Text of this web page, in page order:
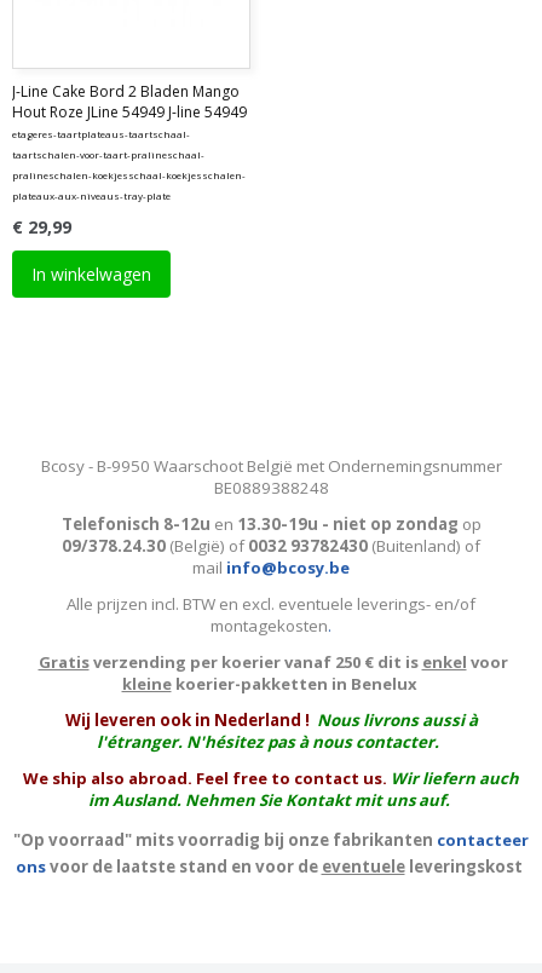
J-Line Cake Bord 2 Bladen Mango
Hout Roze JLine 54949 J-line 54949
etageres-taartplateaus-taartschaal-
taartschalen-voor-taart-pralineschaal-
pralineschalen-koekjesschaal-koekjesschalen-
plateaux-aux-niveaus-tray-plate
€ 29,99
In winkelwagen
Bcosy - B-9950 Waarschoot België met Ondernemingsnummer
BE0889388248
Telefonisch 8-12u en 13.30-19u - niet op zondag op
09/378.24.30 (België) of0032 93782430 (Buitenland) of
mail info@bcosy.be
Alle prijzen incl. BTW en excl. eventuele leverings- en/of
montagekosten.
Gratisverzending per koerier vanaf 250 € dit is enkel voor
kleinekoerier-pakketten in Benelux
Wij leveren ook in Nederland ! Nous livrons aussi à
l'étranger. N'hésitez pas à nous contacter.
We ship also abroad. Feel free to contact us. Wir liefern auch
im Ausland. Nehmen Sie Kontakt mit uns auf.
"Op voorraad" mits voorradig bij onze fabrikanten contacteer
onsvoor de laatste stand en voor de eventueleleveringskost